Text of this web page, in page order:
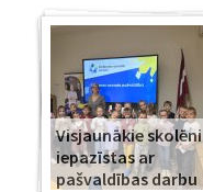
Visjaunākie skolēni
iepazīstas ar
pašvaldības darbu